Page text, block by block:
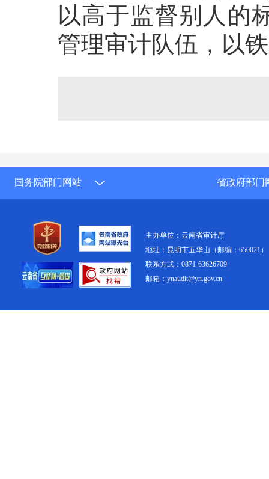
以高于监督别人的
管理审计队伍，以
国务院部门网站 省政府部门
主办单位：云南省审计厅
地址：昆明市五华山（邮编：650021）
联系方式：0871-63626709
邮箱：ynaudit@yn.gov.cn